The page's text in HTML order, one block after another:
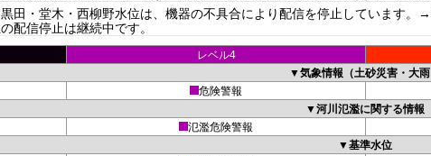
田・堂木・西柳野水位は、機器の不具合により配信を停止しています
配信停止は継続中です。
レベル4
▼気象情報（土砂災害・大雨
危険警報
▼河川氾濫に関する情報
氾濫危険警報
▼基準水位